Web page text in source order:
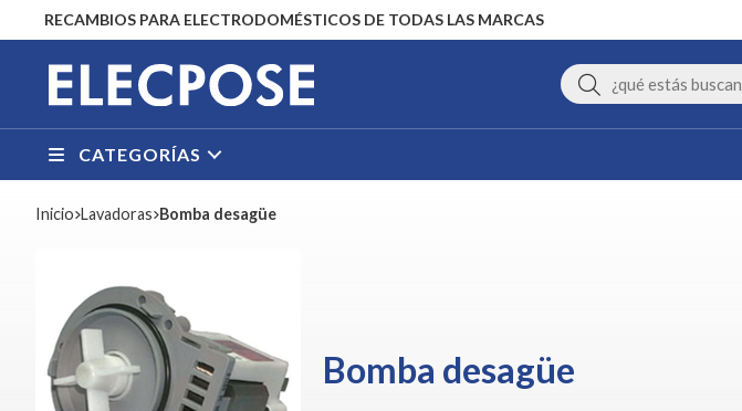
RECAMBIOS PARA ELECTRODOMÉSTICOS DE TODAS LAS MARCAS
Buscar
CATEGORÍAS
Inicio lavadoras Bomba desagüe
Bomba desagüe